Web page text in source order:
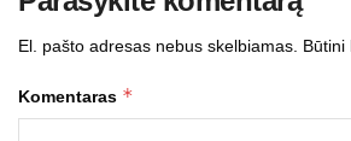
El. pašto adresas nebus skelbiamas. Būtini
Komentaras *